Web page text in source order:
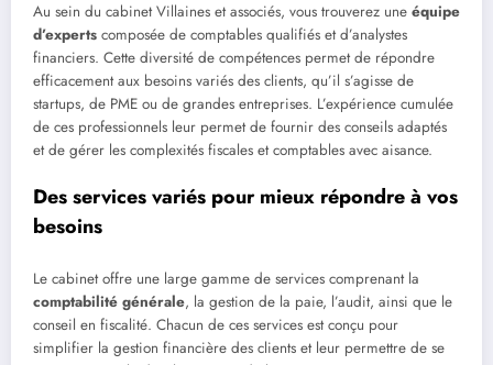
Au sein du cabinet Villaines et associés, vous trouverez une équipe
d’experts composée de comptables qualifiés et d’analystes
financiers. Cette diversité de compétences permet de répondre
efficacement aux besoins variés des clients, qu’il s’agisse de
startups, de PME ou de grandes entreprises. L’expérience cumulée
de ces professionnels leur permet de fournir des conseils adaptés
et de gérer les complexités fiscales et comptables avec aisance.
Des services variés pour mieux répondre à vos
besoins
Le cabinet offre une large gamme de services comprenant la
comptabilité générale, la gestion de la paie, l’audit, ainsi que le
conseil en fiscalité. Chacun de ces services est conçu pour
simplifier la gestion financière des clients et leur permettre de se